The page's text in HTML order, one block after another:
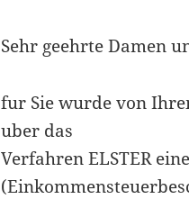
Sehr geehrte Damen
fur Sie wurde von
uber das
Verfahren ELSTER